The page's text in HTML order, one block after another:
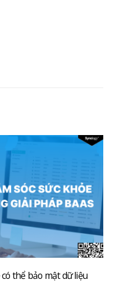
thể bảo mật dữ liệu